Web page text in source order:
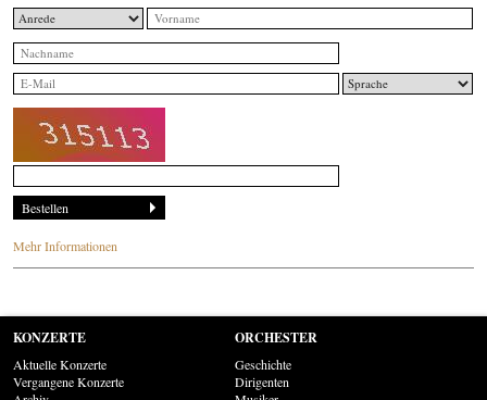
Mehr Informationen
KONZERTE
Aktuelle Konzerte
Vergangene Konzerte
ORCHESTER
Geschichte
Dirigenten